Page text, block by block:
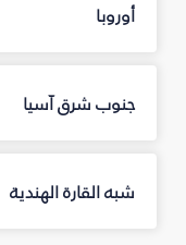
أوروبا
جنوب شرق آسيا
شبه القارة الهندية